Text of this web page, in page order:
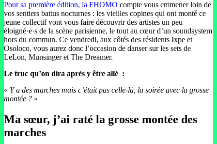
Pour sa première édition, la FHOMO compte vous emmener loin de
vos sentiers battus nocturnes : les vieilles copines qui ont monté ce
jeune collectif vont vous faire découvrir des artistes un peu
éloigné·e·s de la scène parisienne, le tout au cœur d’un soundsystem
hors du commun. Ce vendredi, aux côtés des résidents Ixpe et
Osoloco, vous aurez donc l’occasion de danser sur les sets de
LeLon, Munsinger et The Dreamer.
Le truc qu’on dira après y être allé :
« Y a des marches mais c’était pas celle-là, la soirée avec la grosse
montée ? »
Ma sœur, j’ai raté la grosse montée des
marches